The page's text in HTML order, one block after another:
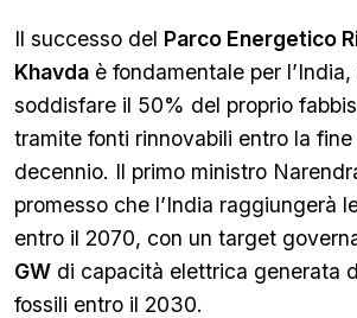
Il successo del Parco Energetico
Khavda è fondamentale per
soddisfare il 50% del proprio
tramite fonti rinnovabili entro la
decennio. Il primo ministro
promesso che l’India raggiungerà
entro il 2070, con un target
GW di capacità elettrica generata
fossili entro il 2030.